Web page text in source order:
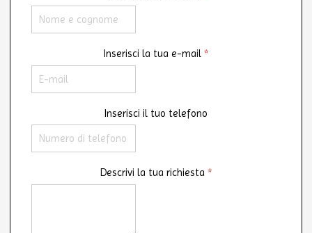
Inserisci la tua e-mail *
Inserisci il tuo telefono
Descrivi la tua richiesta *